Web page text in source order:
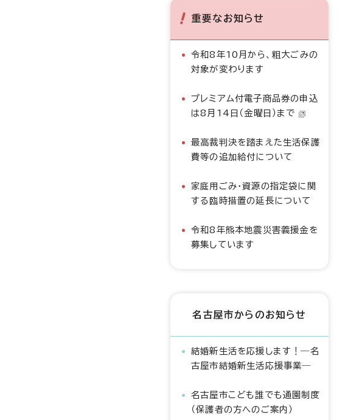
重要なお知らせ
令和8年10月から、粗大ごみの
対象が変わります
プレミアム付電子商品券の申込
は8月14日（金曜日）まで
最高裁判決を踏まえた生活保護
費等の追加給付について
家庭用ごみ・資源の指定袋に関
する臨時措置の延長について
令和8年熊本地震災害義援金を
募集しています
名古屋市からのお知らせ
結婚新生活を応援します！―名
古屋市結婚新生活応援事業―
名古屋市こども誰でも通園制度
（保護者の方へのご案内）